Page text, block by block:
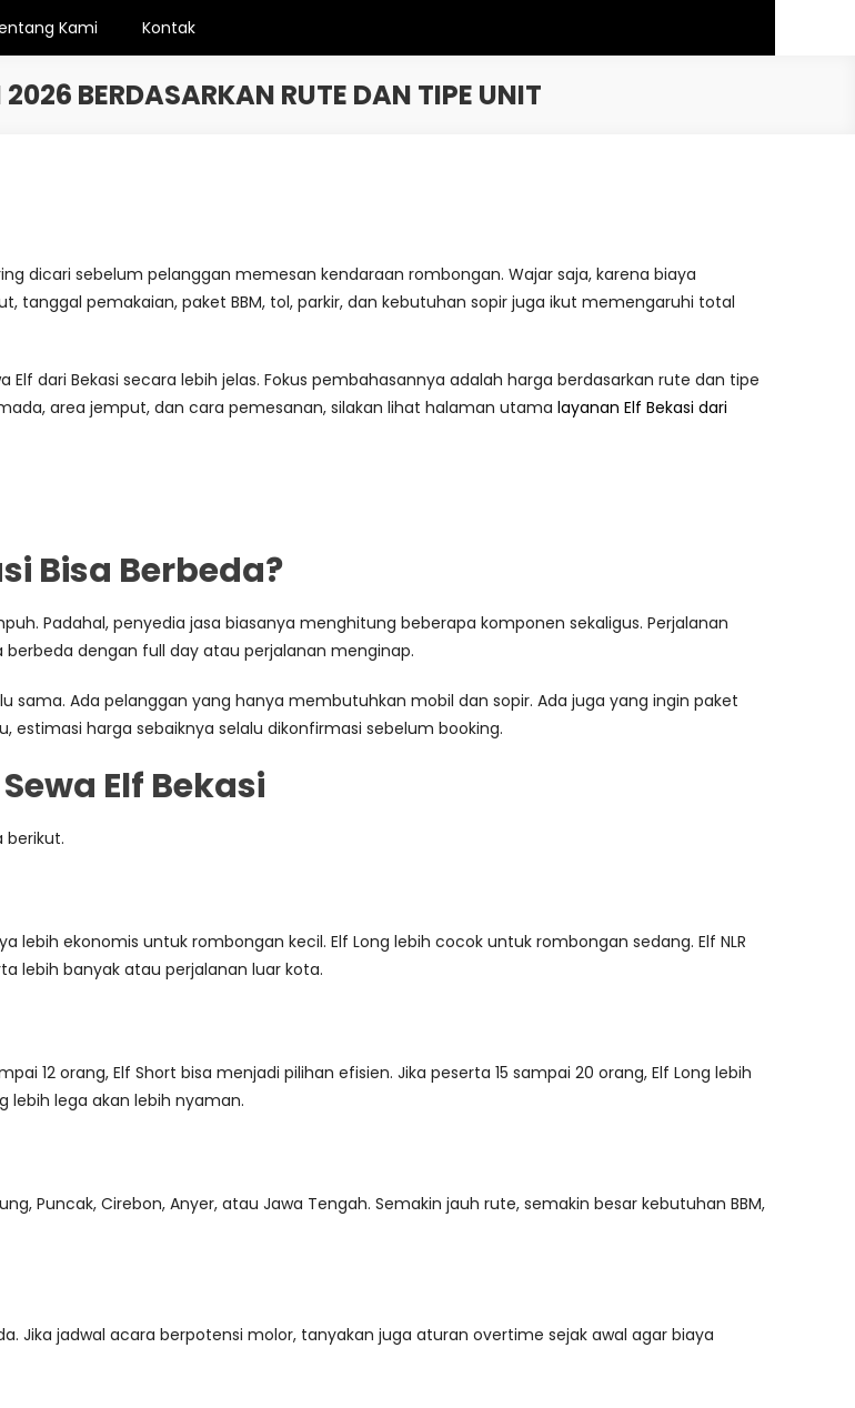
Kami Kontak
BERDASARKAN RUTE DAN TIPE UNIT
dicari sebelum pelanggan memesan kendaraan rombongan. Wajar saja, karena biaya
tanggal pemakaian, paket BBM, tol, parkir, dan kebutuhan sopir juga ikut memengaruhi total
dari Bekasi secara lebih jelas. Fokus pembahasannya adalah harga berdasarkan rute dan tipe
area jemput, dan cara pemesanan, silakan lihat halaman utama layanan Elf Bekasi dari
Bisa Berbeda?
Padahal, penyedia jasa biasanya menghitung beberapa komponen sekaligus. Perjalanan
dengan full day atau perjalanan menginap.
Ada pelanggan yang hanya membutuhkan mobil dan sopir. Ada juga yang ingin paket
estimasi harga sebaiknya selalu dikonfirmasi sebelum booking.
Elf Bekasi
berikut.
ekonomis untuk rombongan kecil. Elf Long lebih cocok untuk rombongan sedang. Elf NLR
lebih banyak atau perjalanan luar kota.
12 orang, Elf Short bisa menjadi pilihan efisien. Jika peserta 15 sampai 20 orang, Elf Long lebih
lebih lega akan lebih nyaman.
Puncak, Cirebon, Anyer, atau Jawa Tengah. Semakin jauh rute, semakin besar kebutuhan BBM,
Jika jadwal acara berpotensi molor, tanyakan juga aturan overtime sejak awal agar biaya